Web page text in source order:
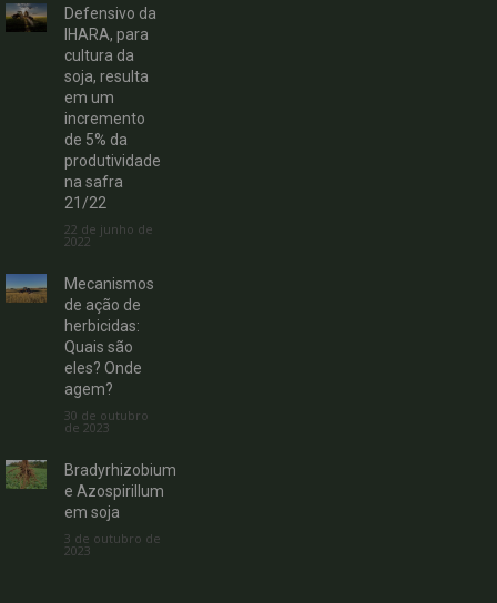
Defensivo da
IHARA, para
cultura da
soja, resulta
em um
incremento
de 5% da
produtividade
na safra
21/22
22 de junho de
2022
Mecanismos
de ação de
herbicidas:
Quais são
eles? Onde
agem?
30 de outubro
de 2023
Bradyrhizobium
e Azospirillum
em soja
3 de outubro de
2023